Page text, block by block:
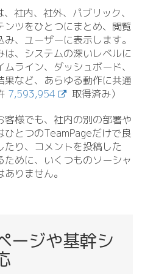
社内、社外、パブリック、
ツをひとつにまとめ、閲覧
、ユーザーに表示します。
、システムの深いレベルに
ライン、ダッシュボード、
など、あらゆる動作に共通
7,593,954
取得済み）
様でも、社内の別の部署や
ひとつのTeamPageだけで良
たり、コメントを投稿した
めに、いくつものソーシャ
りません。
ージや基幹シ